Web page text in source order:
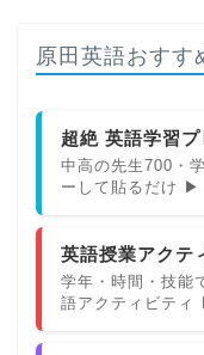
原田英語おすす
超絶 英語学習
中高の先生700・
ーして貼るだけ ▶
英語授業アクテ
学年・時間・技能
語アクティビティ